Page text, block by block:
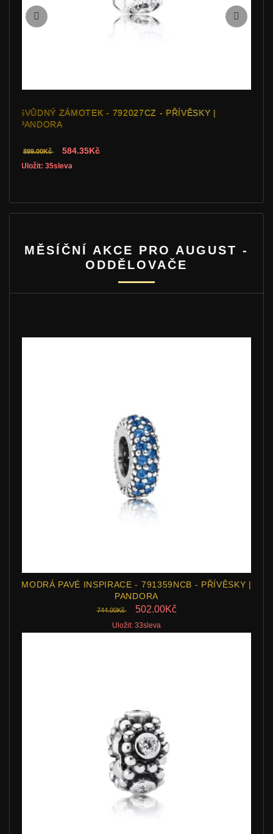
SVŮDNÝ ZÁMOTEK - 792027CZ - PŘÍVĚSKY |
PANDORA
899.00Kč 584.35Kč
Uložit: 35sleva
MĚSÍČNÍ AKCE PRO AUGUST -
ODDĚLOVAČE
MODRÁ PAVÉ INSPIRACE - 791359NCB - PŘÍVĚSKY |
PANDORA
744.00Kč 502.00Kč
Uložit: 33sleva